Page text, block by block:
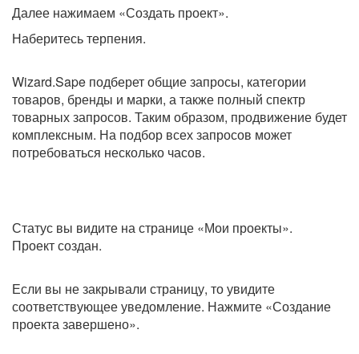
Далее нажимаем «Создать проект».
Наберитесь терпения.
Wizard.Sape подберет общие запросы, категории
товаров, бренды и марки, а также полный спектр
товарных запросов. Таким образом, продвижение будет
комплексным. На подбор всех запросов может
потребоваться несколько часов.
Статус вы видите на странице «Мои проекты».
Проект создан.
Если вы не закрывали страницу, то увидите
соответствующее уведомление. Нажмите «Создание
проекта завершено».